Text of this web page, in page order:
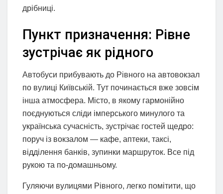
дрібниці.
Пункт призначення: Рівне
зустрічає як рідного
Автобуси прибувають до Рівного на автовокзал
по вулиці Київській. Тут починається вже зовсім
інша атмосфера. Місто, в якому гармонійно
поєднуються сліди імперського минулого та
українська сучасність, зустрічає гостей щедро:
поруч із вокзалом — кафе, аптеки, таксі,
відділення банків, зупинки маршруток. Все під
рукою та по-домашньому.
Гуляючи вулицями Рівного, легко помітити, що